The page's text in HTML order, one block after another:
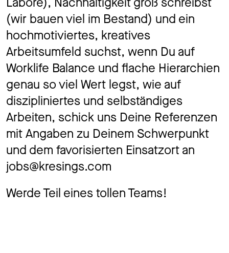
(wir bauen viel im Bestand) und ein
hochmotiviertes, kreatives
Arbeitsumfeld suchst, wenn Du auf
Worklife Balance und flache Hierarchien
genau so viel Wert legst, wie auf
diszipliniertes und selbständiges
Arbeiten, schick uns Deine Referenzen
mit Angaben zu Deinem Schwerpunkt
und dem favorisierten Einsatzort an
jobs@kresings.com
Werde Teil eines tollen Teams!